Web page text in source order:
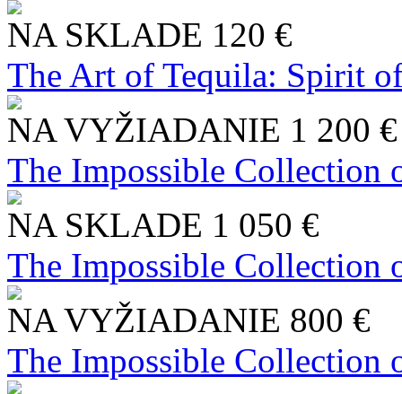
NA SKLADE 120 €
The Art of Tequila: Spirit
NA VYŽIADANIE 1 200 €
The Impossible Collection
NA SKLADE 1 050 €
The Impossible Collection
NA VYŽIADANIE 800 €
The Impossible Collection